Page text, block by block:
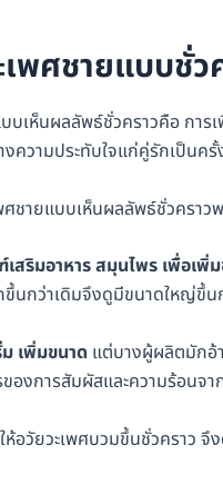
พศชายแบบชั่ว
บเห็นผลลัพธ์ชั่วคราวคือ กา
งความประทับใจแก่คู่รักเป็นครั้
ชายแบบเห็นผลลัพธ์ชั่วคราว
สริมอาหาร สมุนไพร เพื่อเพิ่
ขึ้นกว่าเดิมจึงดูมีขนาดใหญ่ขึ้น
เพิ่มขนาด แต่บางผู้ผลิตมักอ้
องการสัมผัสและความร้อนจ
ห้อวัยวะเพศบวมขึ้นชั่วครา